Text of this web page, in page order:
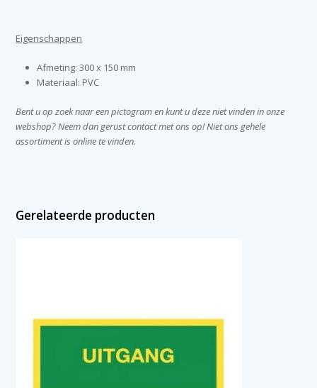
Eigenschappen
Afmeting: 300 x 150 mm
Materiaal: PVC
Bent u op zoek naar een pictogram en kunt u deze niet vinden in onze
webshop? Neem dan gerust contact met ons op! Niet ons gehele
assortiment is online te vinden.
Gerelateerde producten